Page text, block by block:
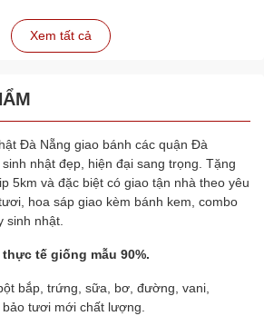
Xem tất cả
Đà Nẵng giao bánh các quận Đà
nhật đẹp, hiện đại sang trọng. Tặng
5km và đặc biệt có giao tận nhà theo yêu
hoa sáp giao kèm bánh kem, combo
sinh nhật.
tế giống mẫu 90%.
bắp, trứng, sữa, bơ, đường, vani,
tươi mới chất lượng.